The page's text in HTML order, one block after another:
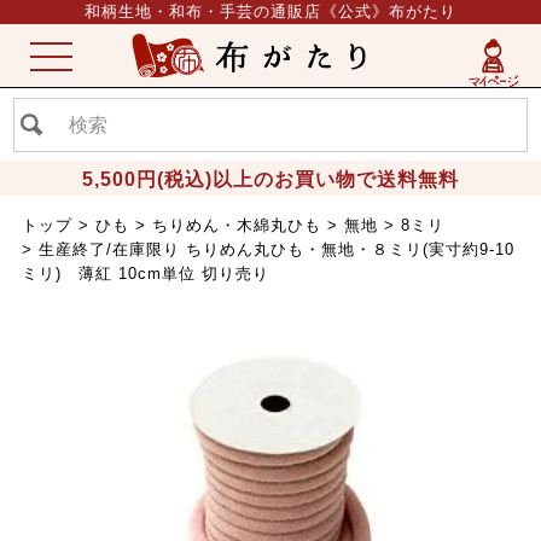
和柄生地・和布・手芸の通販店《公式》布がたり
5,500円(税込)以上のお買い物で送料無料
ME
NU
トップ ひも ちりめん・木綿丸ひも 無地
8ミリ
生産終了/在庫限り ちりめん丸ひも・無地・８ミリ(実寸約9-10
ミリ) 薄紅 10cm単位 切り売り